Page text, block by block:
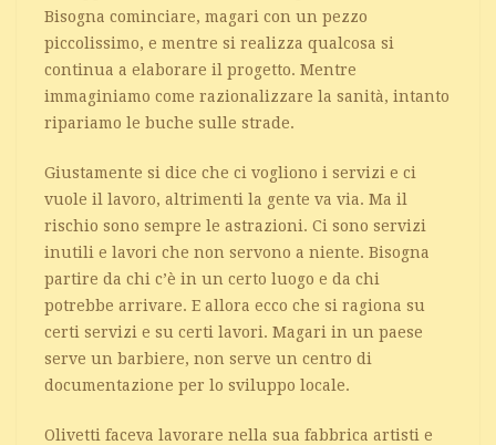
Bisogna cominciare, magari con un pezzo
piccolissimo, e mentre si realizza qualcosa si
continua a elaborare il progetto. Mentre
immaginiamo come razionalizzare la sanità, intanto
ripariamo le buche sulle strade.
Giustamente si dice che ci vogliono i servizi e ci
vuole il lavoro, altrimenti la gente va via. Ma il
rischio sono sempre le astrazioni. Ci sono servizi
inutili e lavori che non servono a niente. Bisogna
partire da chi c’è in un certo luogo e da chi
potrebbe arrivare. E allora ecco che si ragiona su
certi servizi e su certi lavori. Magari in un paese
serve un barbiere, non serve un centro di
documentazione per lo sviluppo locale.
Olivetti faceva lavorare nella sua fabbrica artisti e